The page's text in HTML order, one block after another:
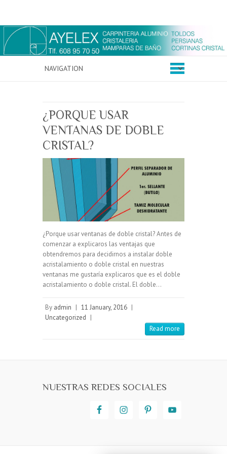
¿PORQUE USAR
VENTANAS DE DOBLE
CRISTAL?
¿Porque usar ventanas de doble cristal? Antes de
comenzar a explicaros las ventajas que
obtendremos para decidirnos a instalar doble
acristalamiento o doble cristal en nuestras
ventanas me gustaría explicaros que es el doble
acristalamiento o doble cristal. El doble…
By admin | 11 January, 2016 |
Uncategorized |
Read more
NUESTRAS REDES SOCIALES